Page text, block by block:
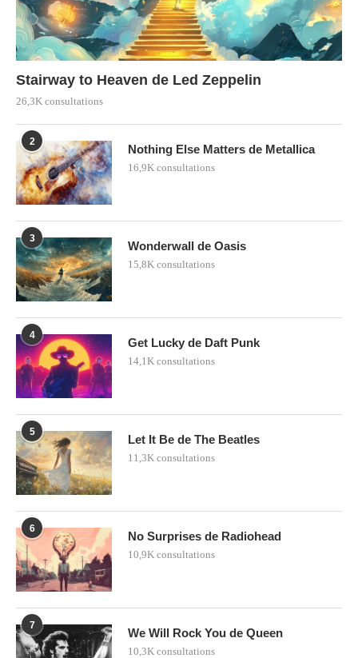
Stairway to Heaven de Led Zeppelin
26,3K consultations
2
Nothing Else Matters de Metallica
16,9K consultations
3
Wonderwall de Oasis
15,8K consultations
4
Get Lucky de Daft Punk
14,1K consultations
5
Let It Be de The Beatles
11,3K consultations
6
No Surprises de Radiohead
10,9K consultations
7
We Will Rock You de Queen
10,3K consultations